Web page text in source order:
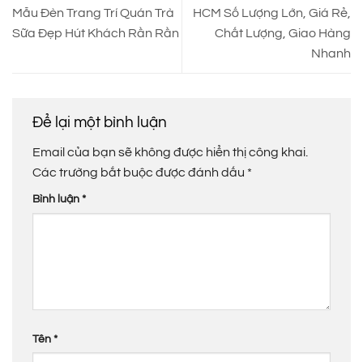
Mẫu Đèn Trang Trí Quán Trà
Sữa Đẹp Hút Khách Rần Rần
HCM Số Lượng Lớn, Giá Rẻ,
Chất Lượng, Giao Hàng
Nhanh
Để lại một bình luận
Email của bạn sẽ không được hiển thị công khai.
Các trường bắt buộc được đánh dấu *
Bình luận *
Tên *